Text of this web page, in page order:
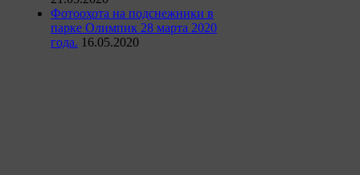
Фотоохота на подснежники в
парке Олимпик 28 марта 2020
года. 16.05.2020